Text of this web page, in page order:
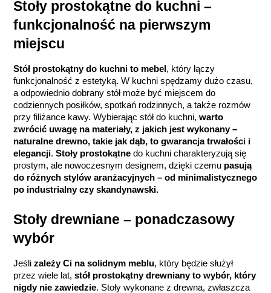
Stoły prostokątne do kuchni –
funkcjonalność na pierwszym
miejscu
Stół prostokątny do kuchni to mebel , który łączy
funkcjonalność z estetyką. W kuchni spędzamy dużo czasu,
a odpowiednio dobrany stół może być miejscem do
codziennych posiłków, spotkań rodzinnych, a także rozmów
przy filiżance kawy. Wybierając stół do kuchni, warto
zwrócić uwagę na materiały, z jakich jest wykonany –
naturalne drewno, takie jak dąb, to gwarancja trwałości i
elegancji. Stoły prostokątne do kuchni charakteryzują się
prostym, ale nowoczesnym designem, dzięki czemu pasują
do różnych stylów aranżacyjnych – od minimalistycznego
po industrialny czy skandynawski.
Stoły drewniane – ponadczasowy
wybór
Jeśli zależy Ci na solidnym meblu, który będzie służył
przez wiele lat, stół prostokątny drewniany to wybór, który
nigdy nie zawiedzie. Stoły wykonane z drewna, zwłaszcza